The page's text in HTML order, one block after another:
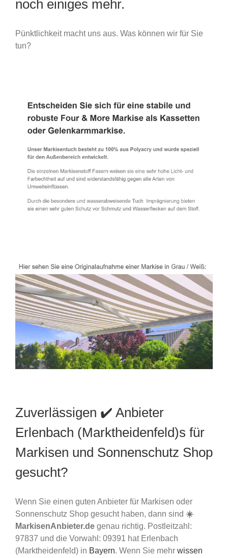
noch einiges mehr.
Pünktlichkeit macht uns aus. Was können wir für Sie
tun?
Zuverlässigen ✔️ Anbieter
Erlenbach (Marktheidenfeld)s für
Markisen und Sonnenschutz Shop
gesucht?
Wenn Sie einen guten Anbieter für Markisen oder
Sonnenschutz Shop gesucht haben, dann sind ☀️
MarkisenAnbieter.de genau richtig. Postleitzahl:
97837 und die Vorwahl: 09391 hat Erlenbach
(Marktheidenfeld) in Bayern. Wenn Sie mehr wissen